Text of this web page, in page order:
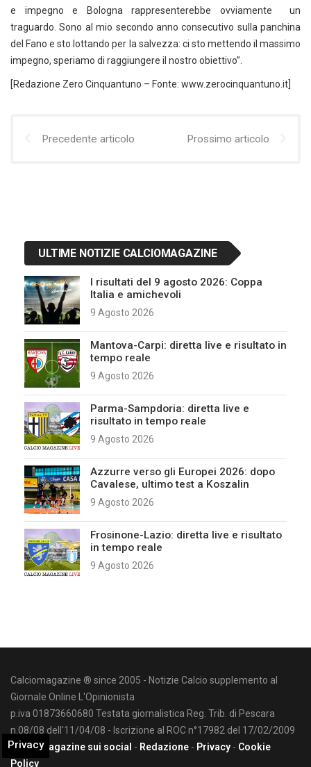
e impegno e Bologna rappresenterebbe ovviamente un
traguardo. Sono al mio secondo anno consecutivo sulla panchina
del Fano e sto lottando per la salvezza: ci sto mettendo il massimo
impegno, speriamo di raggiungere il nostro obiettivo”.
[Redazione Zero Cinquantuno – Fonte: www.zerocinquantuno.it]
Precedente articolo Prossimo articolo
ULTIME NOTIZIE CALCIOMAGAZINE
I risultati del 9 agosto 2026: Coppa
Italia e amichevoli
9 Agosto 2026
Mantova-Carpi: diretta live e risultato in
tempo reale
9 Agosto 2026
Parma-Sampdoria: diretta live e
risultato in tempo reale
9 Agosto 2026
Azzurre verso gli Europei 2026: dopo
Cavalese, ultimo test a Koszalin
9 Agosto 2026
Frosinone-Lazio: diretta live e risultato
in tempo reale
9 Agosto 2026
Calciomagazine ® since 2005 - Notizie Calcio supplemento al
Giornale Online L'Opinionista
p.iva 01873660680 Testata giornalistica Reg. Trib. di Pescara
n.08/08 dell'11/04/08 - Iscrizione al ROC n°17982 del 17/02/2009
Calciomagazine sui social - Redazione - Privacy - Cookie
Policy
Privacy